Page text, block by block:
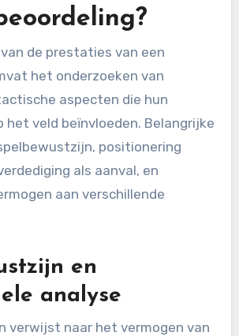
de prestaties van een
het onderzoeken van
aspecten die hun
veld beïnvloeden. Belangrijke
positionering
als aanval, en
aan verschillende
en
analyse
verwijst naar het vermogen van